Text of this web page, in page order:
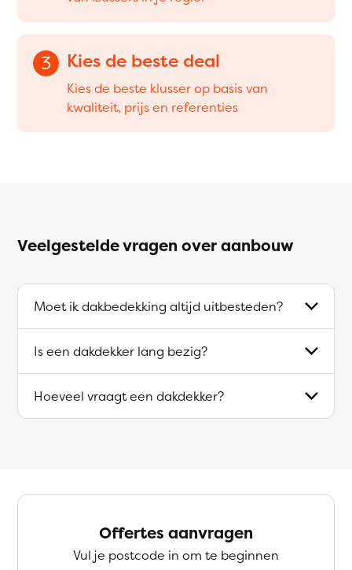
3 Kies de beste deal
Kies de beste klusser op basis van
kwaliteit, prijs en referenties
Veelgestelde vragen over aanbouw
Moet ik dakbedekking altijd uitbesteden?
Is een dakdekker lang bezig?
Hoeveel vraagt een dakdekker?
Offertes aanvragen
Vul je postcode in om te beginnen